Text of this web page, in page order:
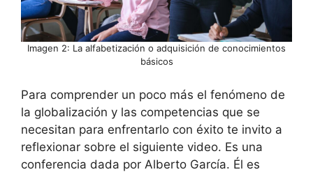
Imagen 2: La alfabetización o adquisición de conocimientos
básicos
Para comprender un poco más el fenómeno de
la globalización y las competencias que se
necesitan para enfrentarlo con éxito te invito a
reflexionar sobre el siguiente video. Es una
conferencia dada por Alberto García. Él es